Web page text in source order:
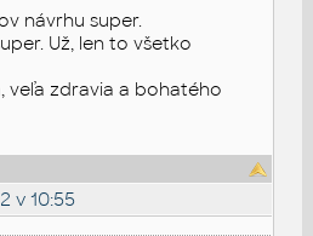
návrhu super.
Už, len to všetko
veľa zdravia a bohatého
v 10:55